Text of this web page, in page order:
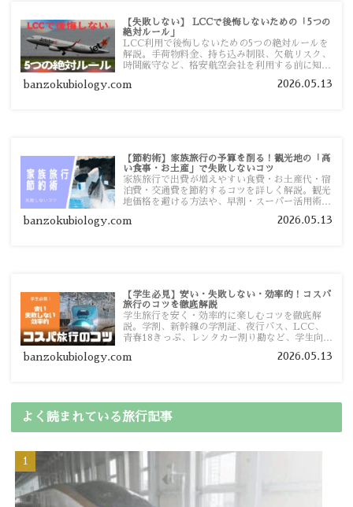
【失敗しない】 LCCで後悔しないための「5つの
絶対ルール」
LCC利用で後悔しないための5つの絶対ルールを
解説。手荷物料金、持ち込み制限、欠航リスク、
時間厳守など、格安航空会社を利用する前に知っ
す。
banzokubiology.com 2026.05.13
【節約術】家族旅行の予算を削る！観光地の「高
い食事・お土産」で失敗しないコツ
家族旅行で出費が増えやすい食費・お土産代・宿
泊費・交通費を節約するコツを詳しく解説。観光
地価格を避ける方法や、早割・スーパー活用術、
banzokubiology.com 2026.05.13
【学生必見】安い・失敗しない・効率的！コスパ
旅行のコツを徹底解説
学生旅行を安く・効率的に楽しむコツを徹底解
説。学割、新幹線の学割証、夜行バス、LCC、
青春18きっぷ、レンタカー割り勘など、学生向け
banzokubiology.com 2026.05.13
よく読まれている旅行記事